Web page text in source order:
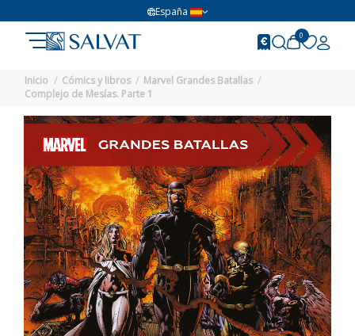
España
0
Inicio Cómics y libros
Marvel Grandes Batallas
Complejo de Mesías. Parte 1